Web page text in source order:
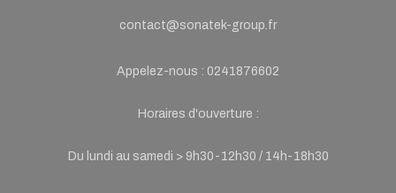
contact@sonatek-group.fr
Appelez-nous : 0241876602
Horaires d'ouverture :
Du lundi au samedi > 9h30-12h30 / 14h-18h30